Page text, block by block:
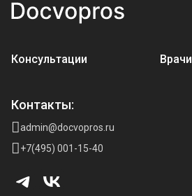
Консультации Врачи
Контакты:
admin@docvopros.ru
+7(495) 001-15-40